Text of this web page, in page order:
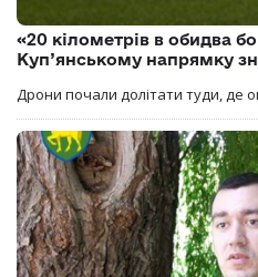
«20 кілометрів в обидва
Куп’янському напрямку
Дрони почали долітати туди, де